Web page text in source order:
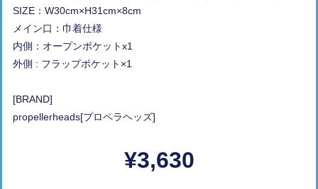
SIZE：W30cm×H31cm×8cm
メイン口：巾着仕様
内側：オープンポケットx1
外側 : フラップポケット×1
[BRAND]
propellerheads[プロペラヘッズ]
¥3,630